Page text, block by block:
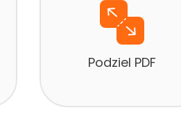
Podziel PDF